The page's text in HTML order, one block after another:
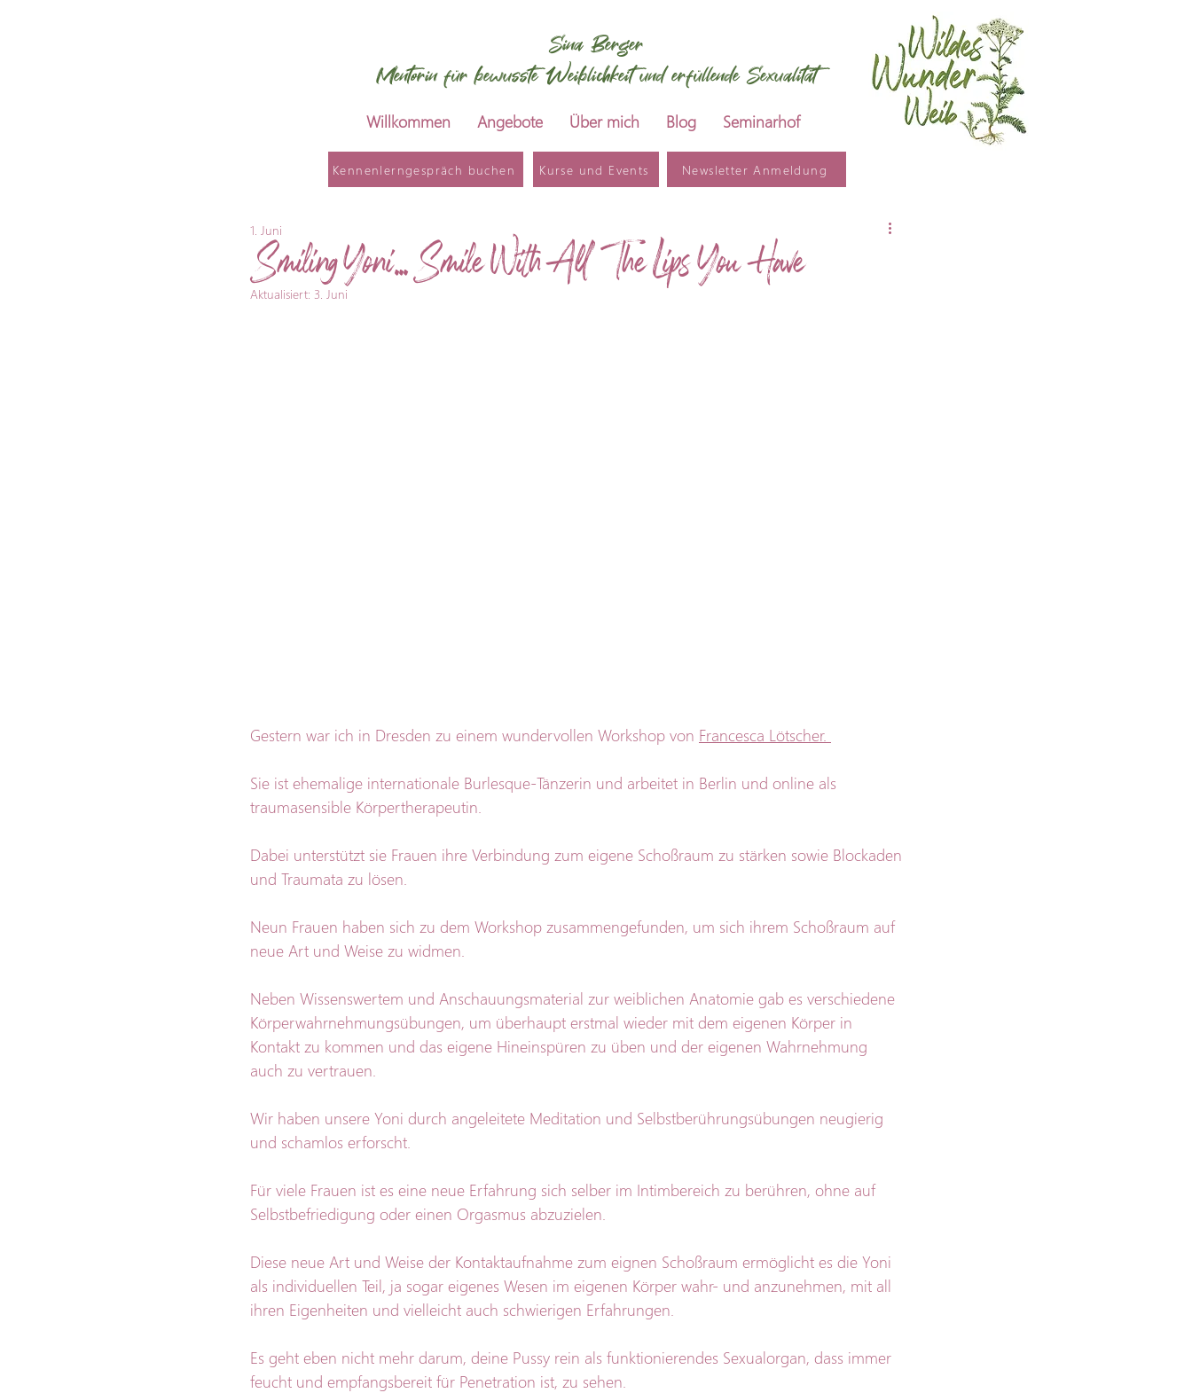
Sina Berger
Mentorin für bewusste Weiblichkeit und erfüllende Sexualität
Willkommen Angebote Über mich Blog Seminarhof
Kennenlerngespräch buchen Kurse und Events Newsletter Anmeldung
Smiling Yoni... Smile With All The Lips You Have
1. Juni
Aktualisiert: 3. Juni
Gestern war ich in Dresden zu einem wundervollen Workshop von Francesca Lötscher.
Sie ist ehemalige internationale Burlesque-Tänzerin und arbeitet in Berlin und online als
traumasensible Körpertherapeutin.
Dabei unterstützt sie Frauen ihre Verbindung zum eigene Schoßraum zu stärken sowie Blockaden
und Traumata zu lösen.
Neun Frauen haben sich zu dem Workshop zusammengefunden, um sich ihrem Schoßraum auf
neue Art und Weise zu widmen.
Neben Wissenswertem und Anschauungsmaterial zur weiblichen Anatomie gab es verschiedene
Körperwahrnehmungsübungen, um überhaupt erstmal wieder mit dem eigenen Körper in
Kontakt zu kommen und das eigene Hineinspüren zu üben und der eigenen Wahrnehmung
auch zu vertrauen.
Wir haben unsere Yoni durch angeleitete Meditation und Selbstberührungsübungen neugierig
und schamlos erforscht.
Für viele Frauen ist es eine neue Erfahrung sich selber im Intimbereich zu berühren, ohne auf
Selbstbefriedigung oder einen Orgasmus abzuzielen.
Diese neue Art und Weise der Kontaktaufnahme zum eignen Schoßraum ermöglicht es die Yoni
als individuellen Teil, ja sogar eigenes Wesen im eigenen Körper wahr- und anzunehmen, mit all
ihren Eigenheiten und vielleicht auch schwierigen Erfahrungen.
Es geht eben nicht mehr darum, deine Pussy rein als funktionierendes Sexualorgan, dass immer
feucht und empfangsbereit für Penetration ist, zu sehen.